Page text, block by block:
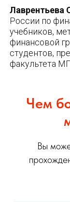
Лаврентьева
России по
учебников,
финансовой
студентов,
факультета
Чем
Вы